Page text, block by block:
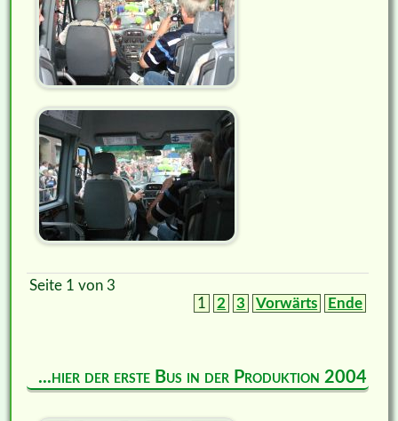
Seite 1 von 3
1
2 3 Vorwärts Ende
...hier der erste Bus in der Produktion 2004